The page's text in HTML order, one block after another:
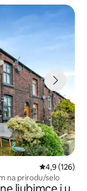
gosti”
Prosječna
4,9 (126)
na prirodu/selo